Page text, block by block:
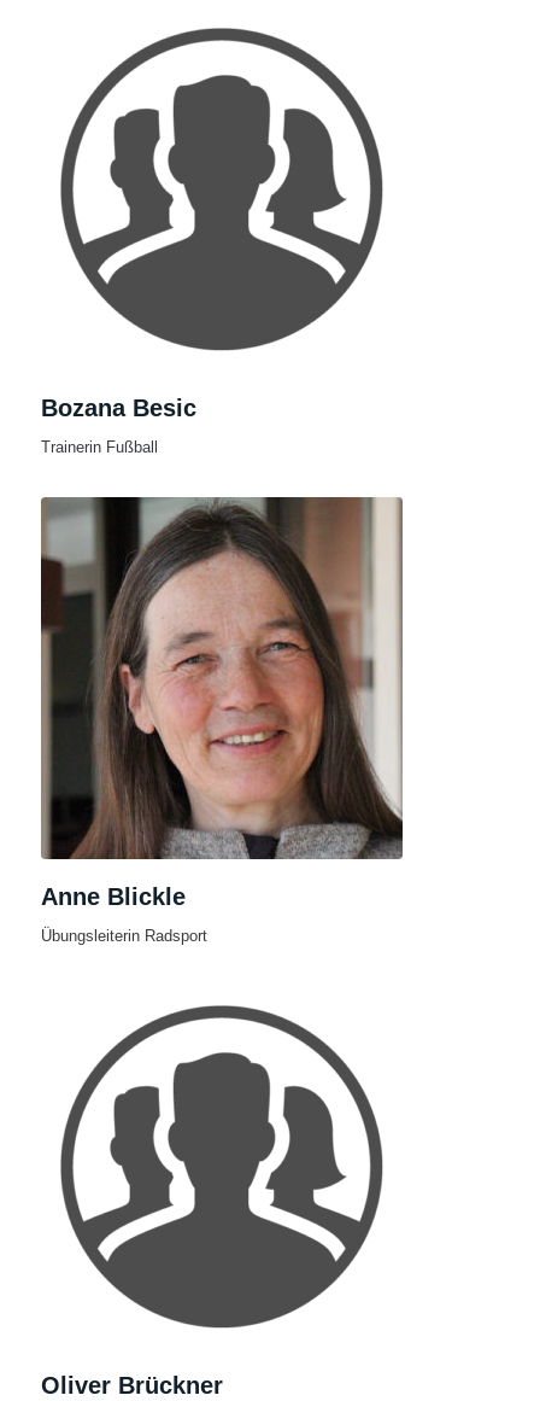
Bozana Besic
Trainerin Fußball
Anne Blickle
Übungsleiterin Radsport
Oliver Brückner